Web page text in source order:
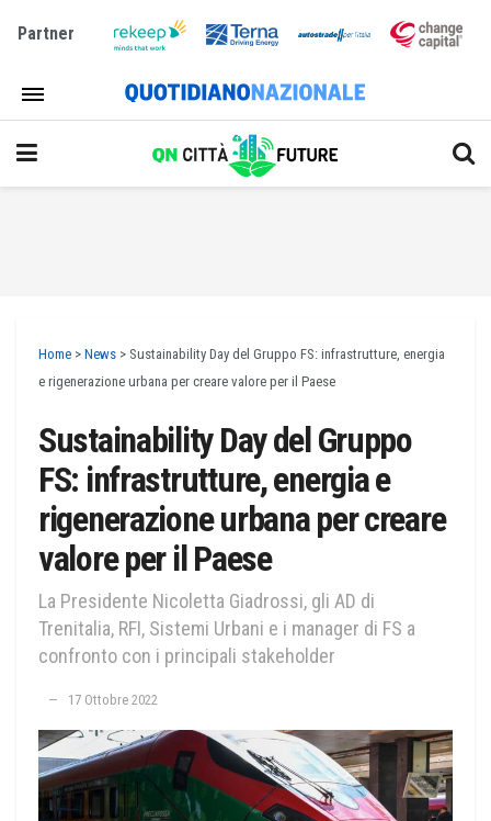
Partner
Home > News > Sustainability Day del Gruppo FS: infrastrutture, energia
e rigenerazione urbana per creare valore per il Paese
Sustainability Day del Gruppo
FS: infrastrutture, energia e
rigenerazione urbana per creare
valore per il Paese
La Presidente Nicoletta Giadrossi, gli AD di
Trenitalia, RFI, Sistemi Urbani e i manager di FS a
confronto con i principali stakeholder
17 Ottobre 2022